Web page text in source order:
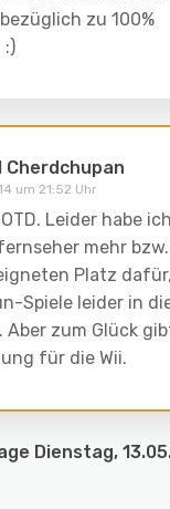
zu 100%
:)
Cherdchupan
um 21:52 Uhr
Leider habe
mehr
Platz
Spiele leider in
Aber zum Glück
für die Wii.
Dienstag,